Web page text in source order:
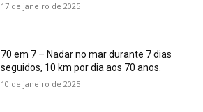
17 de janeiro de 2025
70 em 7 – Nadar no mar durante 7 dias
seguidos, 10 km por dia aos 70 anos.
10 de janeiro de 2025